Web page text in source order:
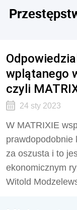
wplątanego
czyli
24 sty 2023
W MATRIXIE
prawdopodobnie
za oszusta i to
ekonomicznym
Witold